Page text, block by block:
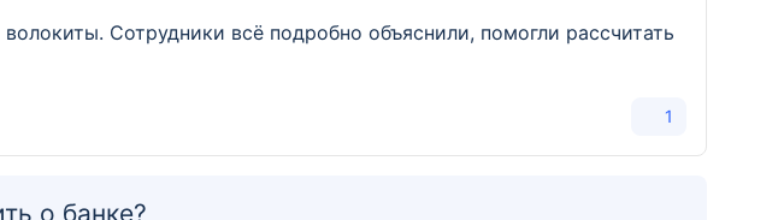
Сотрудники всё подробно объяснили, помогли рассчитать
1
о банке?